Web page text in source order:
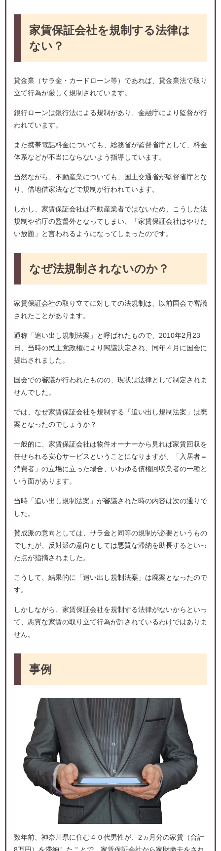
家賃保証会社を規制する法律は
ない？
貸金業（サラ金・カードローン等）であれば、貸金業法で取り
立て行為が厳しく規制されています。
銀行ローンは銀行法による規制があり、金融庁により監督が行
われています。
また携帯電話料金についても、総務省が監督省庁として、料金
体系などが不当にならないよう指導しています。
当然ながら、不動産業についても、国土交通省が監督省庁とな
り、借地借家法などで規制が行われています。
しかし、家賃保証会社は不動産業者ではないため、こうした法
規制や省庁の監督外となってしまい、「家賃保証会社はやりた
い放題」と言われるようになってしまったのです。
なぜ法規制されないのか？
家賃保証会社の取り立てに対しての法規制は、以前国会で審議
されたことがあります。
通称「追い出し規制法案」と呼ばれたもので、2010年2月23
日、当時の民主党政権により閣議決定され、同年４月に国会に
提出されました。
国会での審議が行われたものの、現状は法律として制定されま
せんでした。
では、なぜ家賃保証会社を規制する「追い出し規制法案」は廃
案となったのでしょうか？
一般的に、家賃保証会社は物件オーナーから見れば家賃回収を
任せられる安心サービスということになりますが、「入居者＝
消費者」の立場に立った場合、いわゆる債権回収業者の一種と
いう面があります。
当時「追い出し規制法案」が審議された時の内容は次の通りで
した。
賛成派の意向としては、サラ金と同等の規制が必要というもの
でしたが、反対派の意向としては悪質な滞納を助長するといっ
た点が指摘されました。
こうして、結果的に「追い出し規制法案」は廃案となったので
す。
しかしながら、家賃保証会社を規制する法律がないからといっ
て、悪質な家賃の取り立て行為が許されているわけではありま
せん。
事例
数年前、神奈川県に住む４０代男性が、2ヵ月分の家賃（合計